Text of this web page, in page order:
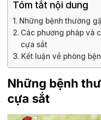
Tóm tắt nội dung
Những bệnh thường
Các phương pháp và
cựa sắt
Kết luận về phòng
Những bệnh
cựa sắt